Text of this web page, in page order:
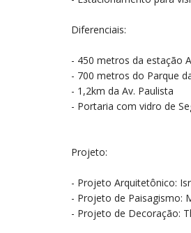
Diferenciais:
- 450 metros da estação
- 700 metros do Parque
- 1,2km da Av. Paulista
- Portaria com vidro de
Projeto:
- Projeto Arquitetônico:
- Projeto de Paisagismo:
- Projeto de Decoração: